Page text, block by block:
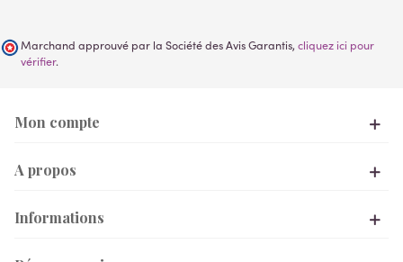
Marchand approuvé par la Société des Avis Garantis, cliquez ici pour
vérifier.
Mon compte
A propos
Informations